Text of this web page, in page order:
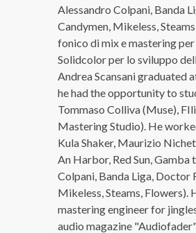
Alessandro Colpani, Banda
Candymen, Mikeless,
fonico di mix e mastering
Solidcolor per lo sviluppo
Andrea Scansani graduated
he had the opportunity to
Tommaso Colliva (Muse),
Mastering Studio). He
Kula Shaker, Maurizio
An Harbor, Red Sun, Gamba
Colpani, Banda Liga, Doctor
Mikeless, Steams,
mastering engineer for
audio magazine